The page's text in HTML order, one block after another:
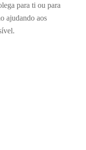
para ti ou para
ajudando aos